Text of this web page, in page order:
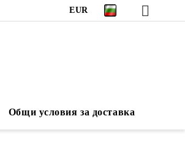
EUR
Общи условия за доставка